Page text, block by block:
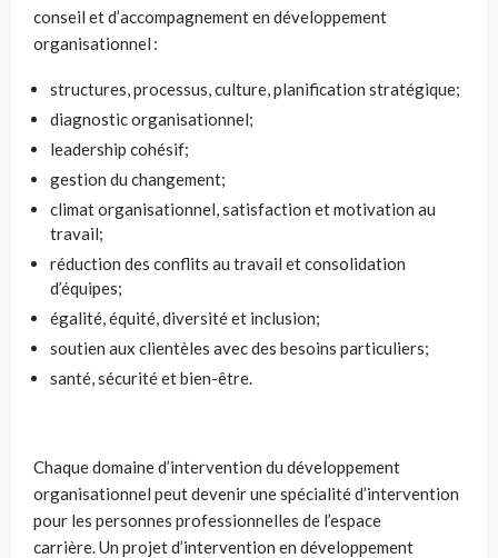
conseil et d’accompagnement en développement
organisationnel :
structures, processus, culture, planification stratégique;
diagnostic organisationnel;
leadership cohésif;
gestion du changement;
climat organisationnel, satisfaction et motivation au
travail;
réduction des conflits au travail et consolidation
d’équipes;
égalité, équité, diversité et inclusion;
soutien aux clientèles avec des besoins particuliers;
santé, sécurité et bien-être.
Chaque domaine d’intervention du développement
organisationnel peut devenir une spécialité d’intervention
pour les personnes professionnelles de l’espace
carrière. Un projet d’intervention en développement